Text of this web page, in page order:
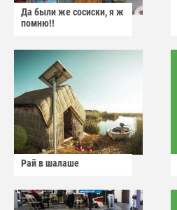
Да были же сосиски, я ж
помню!!
Рай в шалаше